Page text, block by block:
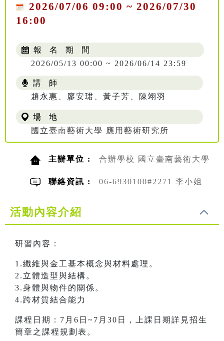
2026/07/06 09:00 ~ 2026/07/30
16:00
報 名 期 間
2026/05/13 00:00 ~ 2026/06/14 23:59
講 師
趙永惠、廖安珺、黃子芳、陳翊羽
場 地
國立臺南藝術大學 應用藝術研究所
主辦單位 : 合辦學校 國立臺南藝術大學
聯絡資訊 : 06-6930100#2271 李小姐
活動內容介紹
研習內容：
1.纖維與金工基本概念與材料處理。
2.立體造型與結構。
3.身體與物件的關係。
4.跨材質結合能力
課程日期：7月6日~7月30日，上課日期詳見招生
簡章之課程規劃表。